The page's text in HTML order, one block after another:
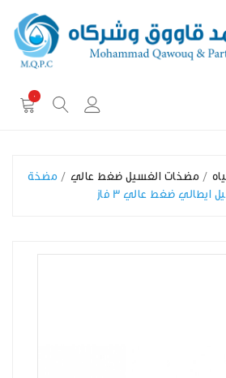
0
مضخات الغسيل ضغط عالي
مضخة
ايطالي ضغط عالي 3 فاز